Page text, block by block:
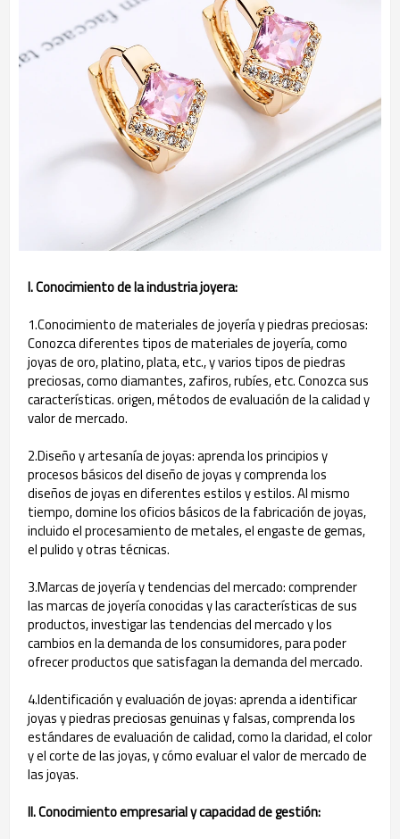
I. Conocimiento de la industria joyera:
1.Conocimiento de materiales de joyería y piedras preciosas:
Conozca diferentes tipos de materiales de joyería, como
joyas de oro, platino, plata, etc., y varios tipos de piedras
preciosas, como diamantes, zafiros, rubíes, etc. Conozca sus
características. origen, métodos de evaluación de la calidad y
valor de mercado.
2.Diseño y artesanía de joyas: aprenda los principios y
procesos básicos del diseño de joyas y comprenda los
diseños de joyas en diferentes estilos y estilos. Al mismo
tiempo, domine los oficios básicos de la fabricación de joyas,
incluido el procesamiento de metales, el engaste de gemas,
el pulido y otras técnicas.
3.Marcas de joyería y tendencias del mercado: comprender
las marcas de joyería conocidas y las características de sus
productos, investigar las tendencias del mercado y los
cambios en la demanda de los consumidores, para poder
ofrecer productos que satisfagan la demanda del mercado.
4.Identificación y evaluación de joyas: aprenda a identificar
joyas y piedras preciosas genuinas y falsas, comprenda los
estándares de evaluación de calidad, como la claridad, el color
y el corte de las joyas, y cómo evaluar el valor de mercado de
las joyas.
II. Conocimiento empresarial y capacidad de gestión: